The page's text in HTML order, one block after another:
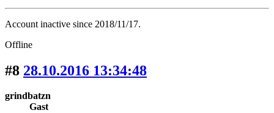
Account inactive since 2018/11/17.
Offline
#8 28.10.2016 13:34:48
grindbatzn
Gast